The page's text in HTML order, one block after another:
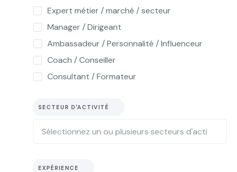
Expert métier / marché / secteur
Manager / Dirigeant
Ambassadeur / Personnalité / Influenceur
Coach / Conseiller
Consultant / Formateur
SECTEUR D'ACTIVITÉ
EXPÉRIENCE